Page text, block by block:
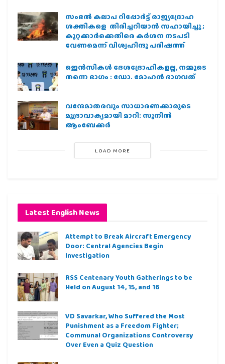
സംഭൽ കലാപ റിപ്പോർട്ട് രാജ്യദ്രോഹ
ശക്തികളെ തിരിച്ചറിയാൻ സഹായിച്ചു ;
കുറ്റക്കാർക്കെതിരെ കർശന നടപടി
വേണമെന്ന് വിശ്വഹിന്ദു പരിഷത്ത്
ജെന്‍സികള്‍ ദേശദ്രോഹികളല്ല, നമ്മുടെ
തന്നെ ഭാഗം : ഡോ. മോഹന്‍ ഭാഗവത്
വന്ദേമാതരവും സാധാരണക്കാരുടെ
മുദ്രാവാക്യമായി മാറി: സുനിൽ
ആംബേക്കർ
LOAD MORE
Latest English News
Attempt to Break Aircraft Emergency
Door: Central Agencies Begin
Investigation
RSS Centenary Youth Gatherings to be
Held on August 14, 15, and 16
VD Savarkar, Who Suffered the Most
Punishment as a Freedom Fighter;
Communal Organizations Controversy
Over Even a Quiz Question